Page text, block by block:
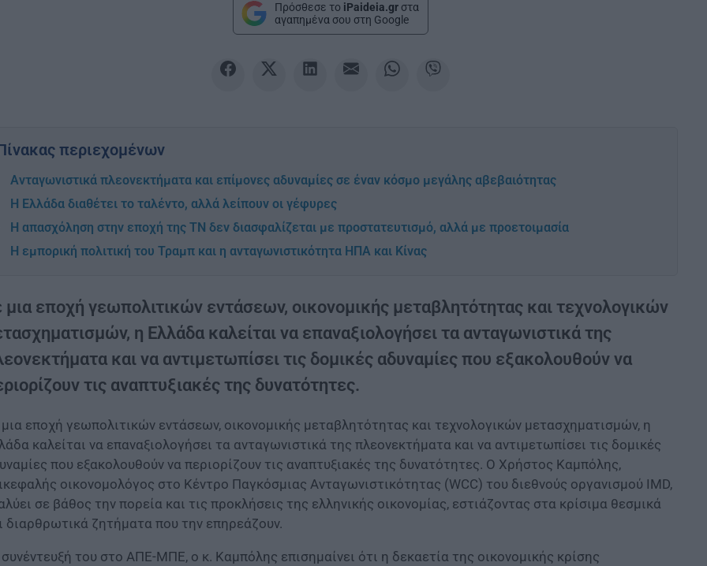
Πρόσθεσε το iPaideia.gr στα
αγαπημένα σου στη Google
περιεχομένων
Ανταγωνιστικά πλεονεκτήματα και επίμονες αδυναμίες σε έναν κόσμο μεγάλης αβεβαιότητας
Η Ελλάδα διαθέτει το ταλέντο, αλλά λείπουν οι γέφυρες
Η απασχόληση στην εποχή της ΤΝ δεν διασφαλίζεται με προστατευτισμό, αλλά με προετοιμασία
Η εμπορική πολιτική του Τραμπ και η ανταγωνιστικότητα ΗΠΑ και Κίνας
μια εποχή γεωπολιτικών εντάσεων, οικονομικής μεταβλητότητας και τεχνολογικών
η Ελλάδα καλείται να επαναξιολογήσει τα ανταγωνιστικά της
και να αντιμετωπίσει τις δομικές αδυναμίες που εξακολουθούν να
τις αναπτυξιακές της δυνατότητες.
εποχή γεωπολιτικών εντάσεων, οικονομικής μεταβλητότητας και τεχνολογικών μετασχηματισμών, η
καλείται να επαναξιολογήσει τα ανταγωνιστικά της πλεονεκτήματα και να αντιμετωπίσει τις δομικές
που εξακολουθούν να περιορίζουν τις αναπτυξιακές της δυνατότητες. Ο Χρήστος Καμπόλης,
οικονομολόγος στο Κέντρο Παγκόσμιας Ανταγωνιστικότητας (WCC) του διεθνούς οργανισμού IMD,
σε βάθος την πορεία και τις προκλήσεις της ελληνικής οικονομίας, εστιάζοντας στα κρίσιμα θεσμικά
διαρθρωτικά ζητήματα που την επηρεάζουν.
του στο ΑΠΕ-ΜΠΕ, ο κ. Καμπόλης επισημαίνει ότι η δεκαετία της οικονομικής κρίσης